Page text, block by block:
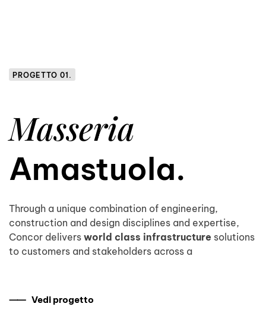
PROGETTO 01.
Masseria
Amastuola.
Through a unique combination of engineering,
construction and design disciplines and expertise,
Concor delivers world class infrastructure solutions
to customers and stakeholders across a
⸺ Vedi progetto